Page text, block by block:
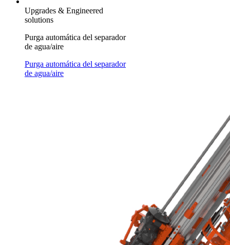
Upgrades & Engineered
solutions
Purga automática del separador
de agua/aire
Purga automática del separador
de agua/aire